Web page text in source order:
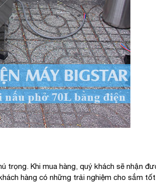
trọng. Khi mua hàng, quý khách sẽ nhận
hàng có những trải nghiệm cho sắm